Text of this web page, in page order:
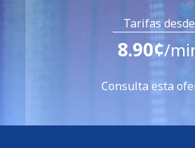
Tarifas desde
⁦8.90¢⁩/
Consulta esta